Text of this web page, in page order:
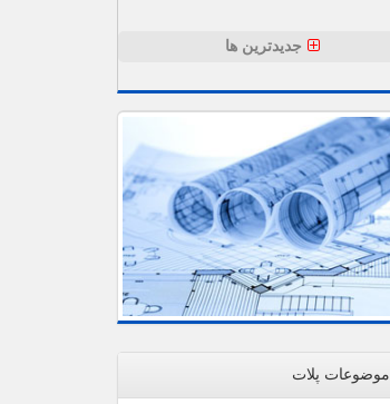
جدیدترین ها
موضوعات پلات